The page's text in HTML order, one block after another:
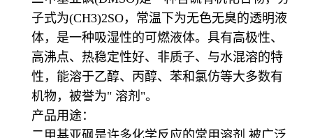
子式为(CH3)2SO，常温下为无色无臭的透明液
体，是一种吸湿性的可燃液体。具有高极性、
高沸点、热稳定性好、非质子、与水混溶的特
性，能溶于乙醇、丙醇、苯和氯仿等大多数有
机物，被誉为" 溶剂"。
产品用途：